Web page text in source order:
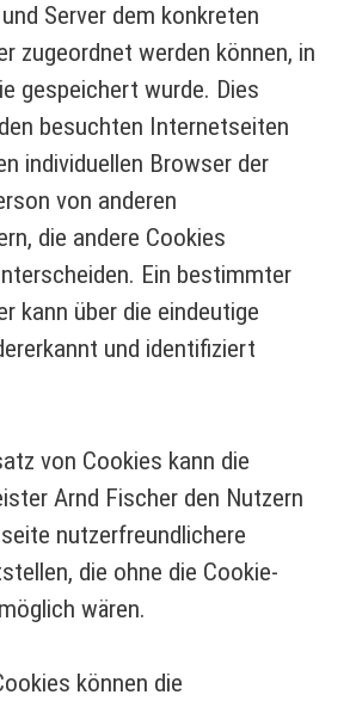
Server dem konkreten
zugeordnet werden können, in
gespeichert wurde. Dies
besuchten Internetseiten
individuellen Browser der
von anderen
die andere Cookies
Ein bestimmter
kann über die eindeutige
und identifiziert
von Cookies kann die
Arnd Fischer den Nutzern
nutzerfreundlichere
die ohne die Cookie-
wären.
können die